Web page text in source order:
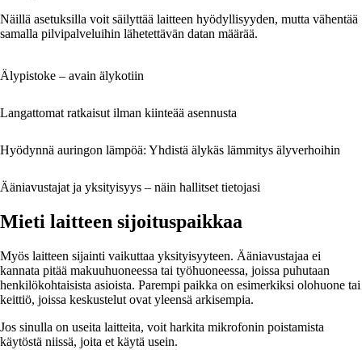
Näillä asetuksilla voit säilyttää laitteen hyödyllisyyden, mutta vähentää
samalla pilvipalveluihin lähetettävän datan määrää.
Älypistoke – avain älykotiin
Langattomat ratkaisut ilman kiinteää asennusta
Hyödynnä auringon lämpöä: Yhdistä älykäs lämmitys älyverhoihin
Ääniavustajat ja yksityisyys – näin hallitset tietojasi
Mieti laitteen sijoituspaikkaa
Myös laitteen sijainti vaikuttaa yksityisyyteen. Ääniavustajaa ei
kannata pitää makuuhuoneessa tai työhuoneessa, joissa puhutaan
henkilökohtaisista asioista. Parempi paikka on esimerkiksi olohuone tai
keittiö, joissa keskustelut ovat yleensä arkisempia.
Jos sinulla on useita laitteita, voit harkita mikrofonin poistamista
käytöstä niissä, joita et käytä usein.